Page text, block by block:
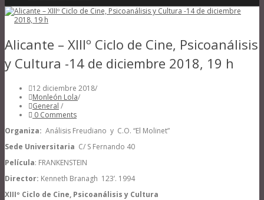
Alicante – XIIIº Ciclo de Cine, Psicoanálisis
y Cultura -14 de diciembre 2018, 19 h
12 diciembre 2018/
Monleón Lola/
General /
0 Comments
Organiza: Análisis Freudiano y C.O. “El Molinet”
Sede Universitaria C/ S Fernando 40
Película: FRANKENSTEIN
Director: Kenneth Branagh 123’. 1994
XIIIº Ciclo de Cine, Psicoanálisis y Cultura